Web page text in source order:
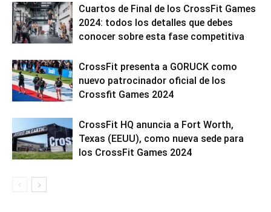
Cuartos de Final de los CrossFit Games
2024: todos los detalles que debes
conocer sobre esta fase competitiva
CrossFit presenta a GORUCK como
nuevo patrocinador oficial de los
Crossfit Games 2024
CrossFit HQ anuncia a Fort Worth,
Texas (EEUU), como nueva sede para
los CrossFit Games 2024